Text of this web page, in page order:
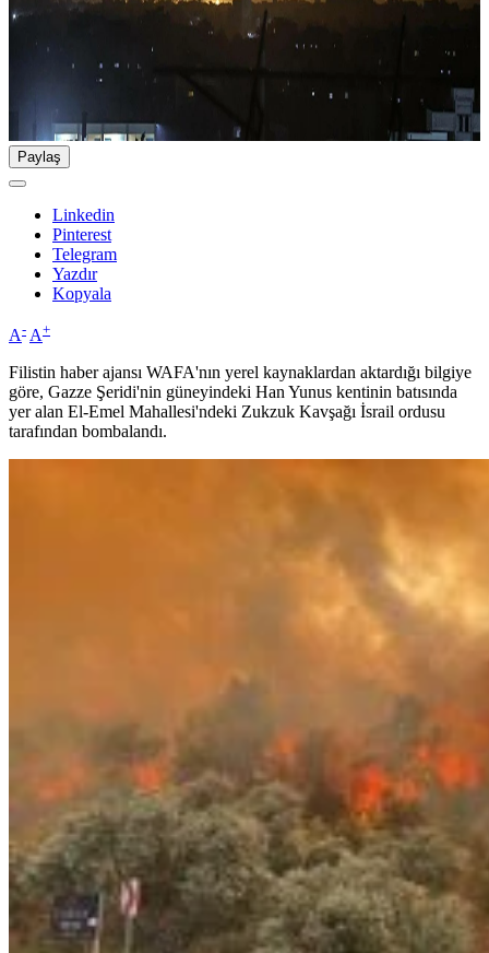
Paylaş
Linkedin
Pinterest
Telegram
Yazdır
Kopyala
A- A+
Filistin haber ajansı WAFA'nın yerel kaynaklardan aktardığı bilgiye
göre, Gazze Şeridi'nin güneyindeki Han Yunus kentinin batısında
yer alan El-Emel Mahallesi'ndeki Zukzuk Kavşağı İsrail ordusu
tarafından bombalandı.